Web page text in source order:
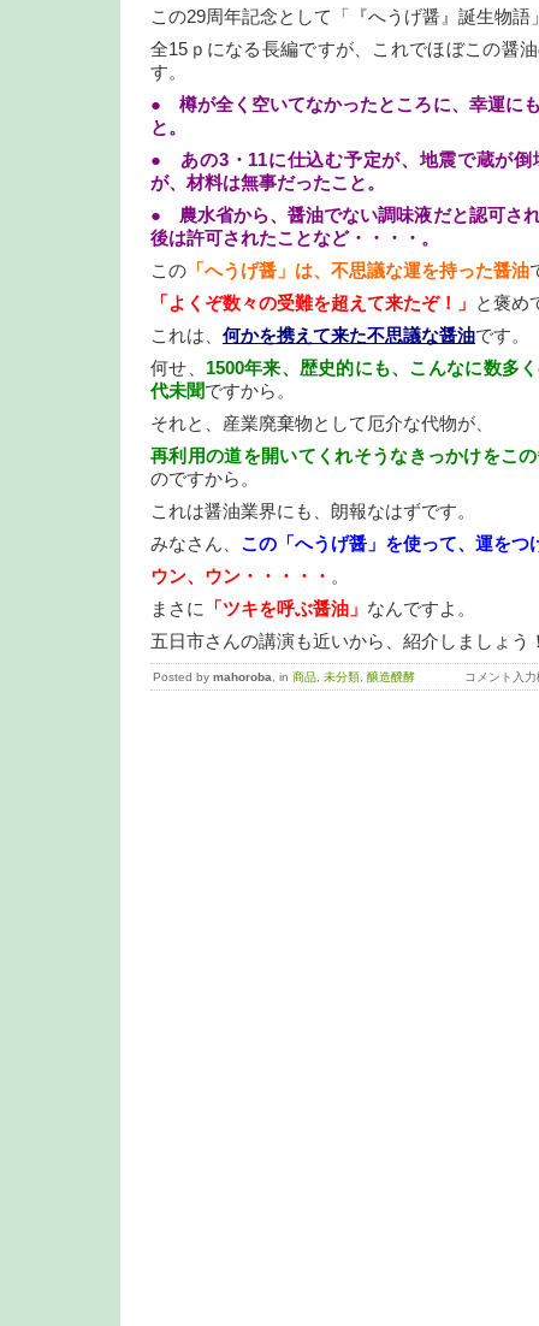
この29周年記念として「『へうげ醤』誕生物語
全15ｐになる長編ですが、これでほぼこの醤
す。
● 樽が全く空いてなかったところに、幸運に
と。
● あの3・11に仕込む予定が、地震で蔵が倒
が、材料は無事だったこと。
● 農水省から、醤油でない調味液だと認可さ
後は許可されたことなど・・・・。
この 「へうげ醤」は、不思議な運を持った醤油
「よくぞ数々の受難を超えて来たぞ！」
と褒め
これは、 何かを携えて来た不思議な醤油です。
何せ、 1500年来、歴史的にも、こんなに数多
代未聞ですから。
それと、産業廃棄物として厄介な代物が、
再利用の道を開いてくれそうなきっかけをこ
のですから。
これは醤油業界にも、朗報なはずです。
みなさん、 この「へうげ醤」を使って、運をつ
ウン、ウン・・・・・ 。
まさに 「ツキを呼ぶ醤油」 なんですよ。
五日市さんの講演も近いから、紹介しましょう
Posted by mahoroba, in 商品, 未分類, 醸造醗酵 コメント入力